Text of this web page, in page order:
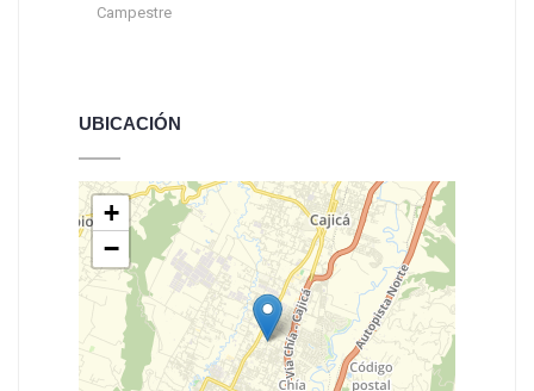
Campestre
UBICACIÓN
+
−